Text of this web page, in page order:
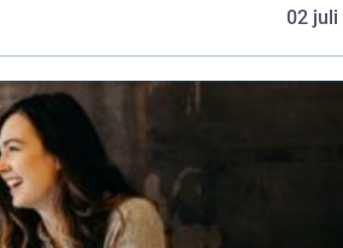
02 juli